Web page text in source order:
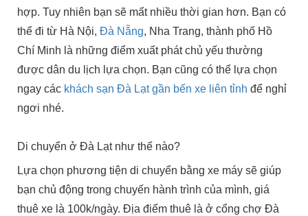
hợp. Tuy nhiên bạn sẽ mất nhiều thời gian hơn. Bạn có
thể đi từ Hà Nội,Đà Nẵng, Nha Trang, thành phố Hồ
Chí Minh là những điểm xuất phát chủ yếu thường
được dân du lịch lựa chọn. Bạn cũng có thể lựa chọn
ngay các khách sạn Đà Lạt gần bến xe liên tỉnh để nghỉ
ngơi nhé.
Di chuyển ở Đà Lạt như thế nào?
Lựa chọn phương tiện di chuyển bằng xe máy sẽ giúp
bạn chủ động trong chuyến hành trình của mình, giá
thuê xe là 100k/ngày. Địa điểm thuê là ở cổng chợ Đà